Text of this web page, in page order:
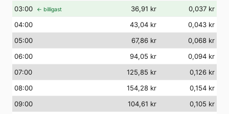
03:00 ← billigast 36,91 kr
0,037 kr
04:00 43,04 kr
0,043 kr
05:00 67,86 kr
0,068 kr
06:00 94,05 kr
0,094 kr
07:00 125,85 kr
0,126 kr
08:00 154,28 kr
0,154 kr
09:00 104,61 kr
0,105 kr